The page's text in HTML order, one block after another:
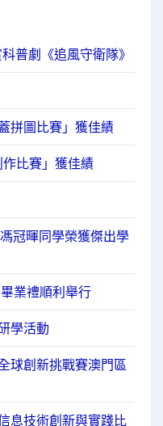
普劇《追風守衛隊》
拼圖比賽」獲佳績
比賽」獲佳績
冠暉同學榮獲傑出學
業禮順利舉行
學活動
球創新挑戰賽澳門區
息技術創新與實踐比